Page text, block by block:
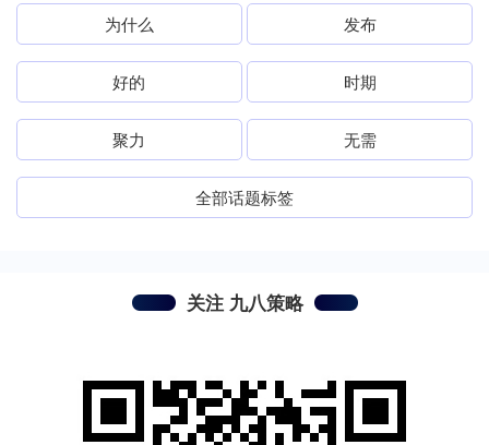
为什么 发布
好的 时期
聚力 无需
全部话题标签
关注 九八策略